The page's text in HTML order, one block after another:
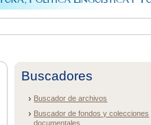
Buscadores
Buscador de archivos
Buscador de fondos y colecciones
documentales